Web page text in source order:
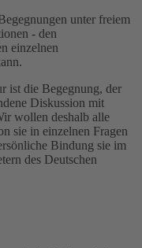
unter freiem
- den
einzelnen
ist die Begegnung, der
Diskussion mit
wollen deshalb alle
sie in einzelnen Fragen
Bindung sie im
des Deutschen